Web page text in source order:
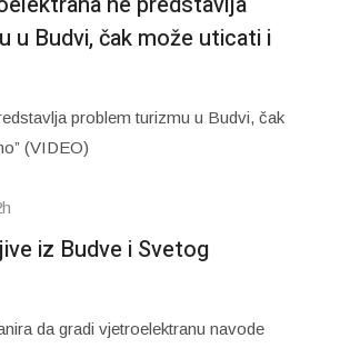
u Budvi, čak može uticati i
problem turizmu u Budvi, čak
(VIDEO)
iz Budve i Svetog
da gradi vjetroelektranu navode